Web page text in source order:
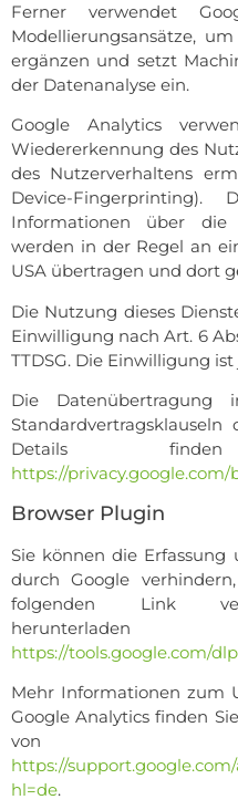
Ferner verwendet
Modellierungsansätze,
ergänzen und setzt
der Datenanalyse ein.
Google Analytics
Wiedererkennung des
des Nutzerverhaltens
Device-
Informationen über die
werden in der Regel an
USA übertragen und dort
Die Nutzung dieses
Einwilligung nach Art. 6
TTDSG. Die Einwilligung
Die
Details
https://
Browser Plugin
Sie können die
durch Google
folgenden Link
herunterladen
https://tools.google.com/
Mehr Informationen zum
Google Analytics finden
von
https://
hl=de.